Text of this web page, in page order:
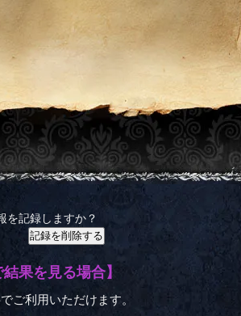
を記録しますか？
結果を見る場合】
ご利用いただけます。